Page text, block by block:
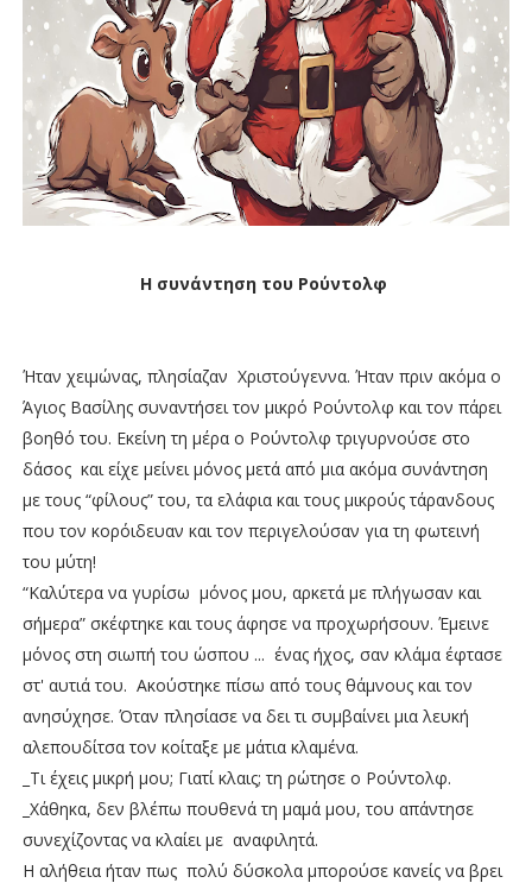
Η συνάντηση του Ρούντολφ
Ήταν χειμώνας, πλησίαζαν Χριστούγεννα. Ήταν πριν ακόμα ο
Άγιος Βασίλης συναντήσει τον μικρό Ρούντολφ και τον πάρει
βοηθό του. Εκείνη τη μέρα ο Ρούντολφ τριγυρνούσε στο
δάσος και είχε μείνει μόνος μετά από μια ακόμα συνάντηση
με τους “φίλους” του, τα ελάφια και τους μικρούς τάρανδους
που τον κορόιδευαν και τον περιγελούσαν για τη φωτεινή
του μύτη!
“Καλύτερα να γυρίσω μόνος μου, αρκετά με πλήγωσαν και
σήμερα” σκέφτηκε και τους άφησε να προχωρήσουν. Έμεινε
μόνος στη σιωπή του ώσπου ... ένας ήχος, σαν κλάμα έφτασε
στ' αυτιά του. Ακούστηκε πίσω από τους θάμνους και τον
ανησύχησε. Όταν πλησίασε να δει τι συμβαίνει μια λευκή
αλεπουδίτσα τον κοίταξε με μάτια κλαμένα.
_Τι έχεις μικρή μου; Γιατί κλαις; τη ρώτησε ο Ρούντολφ.
_Χάθηκα, δεν βλέπω πουθενά τη μαμά μου, του απάντησε
συνεχίζοντας να κλαίει με αναφιλητά.
Η αλήθεια ήταν πως πολύ δύσκολα μπορούσε κανείς να βρει